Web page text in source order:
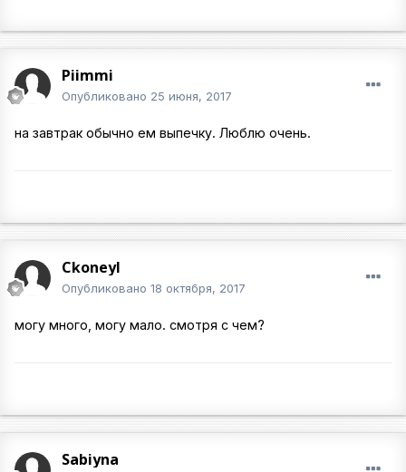
Piimmi
Опубликовано 25 июня, 2017
на завтрак обычно ем выпечку. Люблю очень.
Ckoneyl
Опубликовано 18 октября, 2017
могу много, могу мало. смотря с чем?
Sabiyna